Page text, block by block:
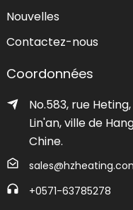
Nouvelles
Contactez-nous
Coordonnées
No.583, rue
Lin'an, ville de
Chine.
+0571-63785278